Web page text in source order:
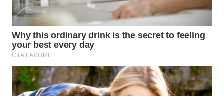
ADVOKAT
WAHANA
INFRASTRUKTUR
WAHANA
KONSUMEN